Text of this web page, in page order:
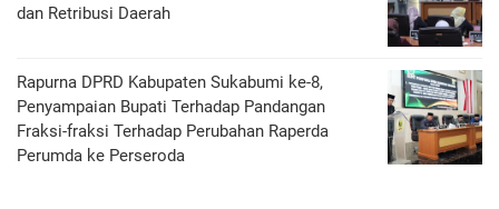
dan Retribusi Daerah
Rapurna DPRD Kabupaten Sukabumi ke-8,
Penyampaian Bupati Terhadap Pandangan
Fraksi-fraksi Terhadap Perubahan Raperda
Perumda ke Perseroda